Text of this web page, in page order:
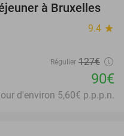
29%
à Bruxelles
9.4 star
Régulier 127€
90€
d'environ 5,60€ p.p.p.n.